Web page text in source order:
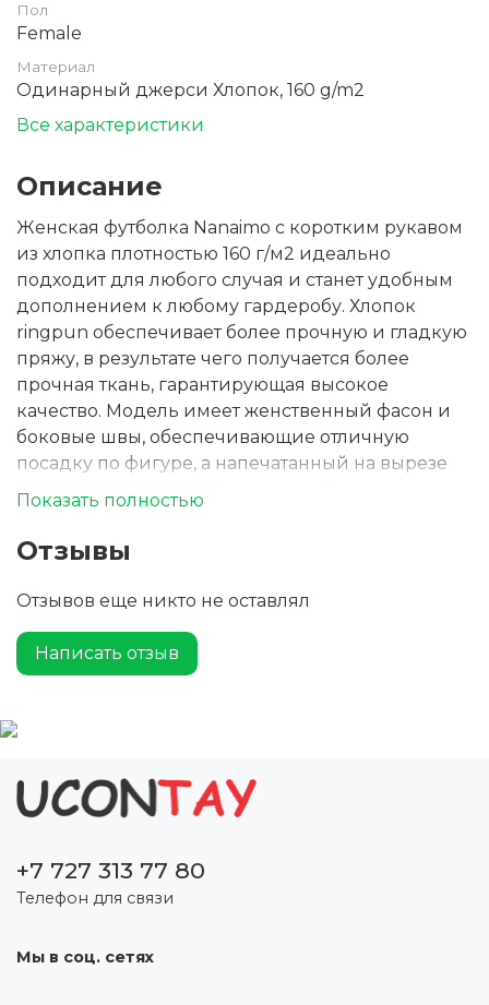
Пол
Female
Материал
Одинарный джерси Хлопок, 160 g/m2
Все характеристики
Описание
Женская футболка Nanaimo с коротким рукавом
из хлопка плотностью 160 г/м2 идеально
подходит для любого случая и станет удобным
дополнением к любому гардеробу. Хлопок
ringpun обеспечивает более прочную и гладкую
пряжу, в результате чего получается более
прочная ткань, гарантирующая высокое
качество. Модель имеет женственный фасон и
боковые швы, обеспечивающие отличную
посадку по фигуре, а напечатанный на вырезе
брендинг Elevate добавляет комфорта.
постоянную посадку даже после длительного
Показать полностью
Отзывы
Отзывов еще никто не оставлял
Написать отзыв
+7 727 313 77 80
Телефон для связи
Мы в соц. сетях